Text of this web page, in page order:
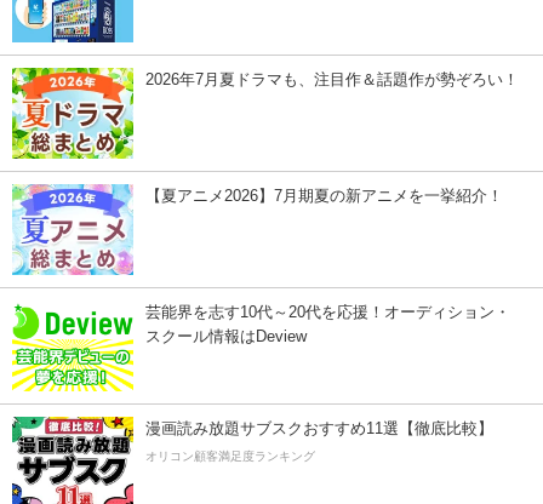
2026年7月夏ドラマも、注目作＆話題作が勢ぞろい！
【夏アニメ2026】7月期夏の新アニメを一挙紹介！
芸能界を志す10代～20代を応援！オーディション・
スクール情報はDeview
漫画読み放題サブスクおすすめ11選【徹底比較】
オリコン顧客満足度ランキング